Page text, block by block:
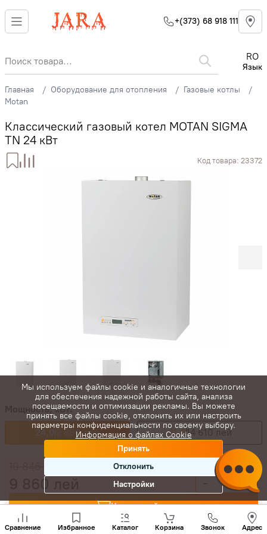
+(373) 68 918 111
RO
Язык
Главная Оборудование для отопления
Газовые котлы
Motan
Классический газовый котел MOTAN SIGMA
TN 24 кВт
Код товара: 23372
Мощность, кВт:
24,0 9 860 лей 31,014 610 лей
- +
Купить сейчас
Сравнение Избранное Каталог Корзина Звонок Адрес
нам
+(373)
Мы используем файлы cookie и аналогичные технологии
для обеспечения надежной работы сайта, анализа
посещаемости и оптимизации рекламы. Вы можете
принять все файлы cookie, отклонить их или настроить
параметры конфиденциальности по своему выбору.
Информация о файлах Cookie
Принять
Отклонить
Настройки